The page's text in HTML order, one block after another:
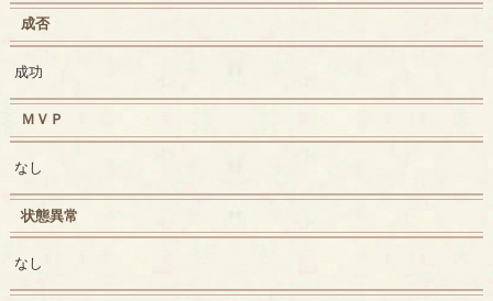
成否
成功
ＭＶＰ
なし
状態異常
なし